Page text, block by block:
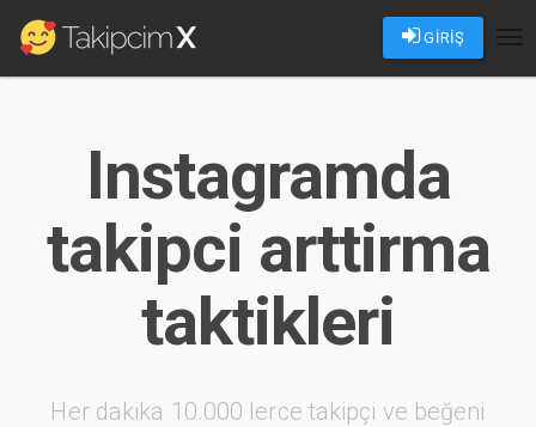
GİRİŞ
Instagramda
takipci arttirma
taktikleri
Her dakika 10.000 lerce takipçi ve beğeni